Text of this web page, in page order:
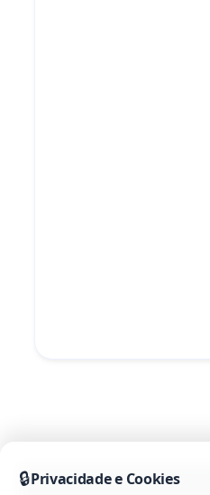
🔒Privacidade e Cookies